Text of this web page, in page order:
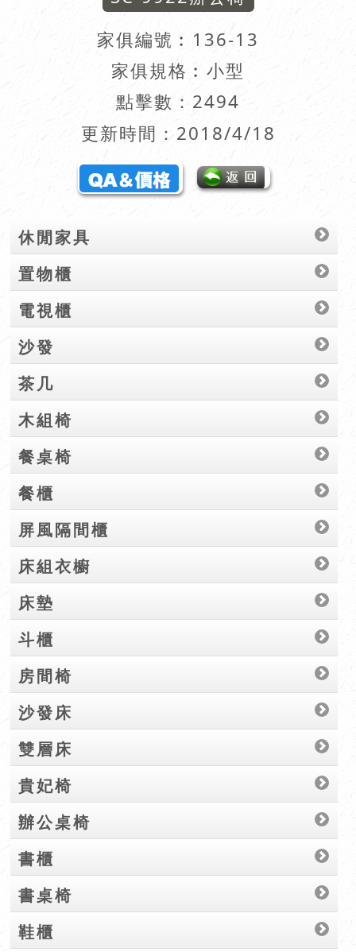
家俱編號︰ 136-13
家俱規格︰小型
點擊數：2494
更新時間：2018/4/18
休閒家具
置物櫃
電視櫃
沙發
茶几
木組椅
餐桌椅
餐櫃
屏風隔間櫃
床組衣櫥
床墊
斗櫃
房間椅
沙發床
雙層床
貴妃椅
辦公桌椅
書櫃
書桌椅
鞋櫃